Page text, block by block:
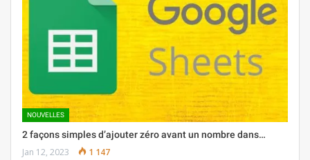
NOUVELLES
2 façons simples d’ajouter zéro avant un nombre dans…
Jan 12, 2023 1 147